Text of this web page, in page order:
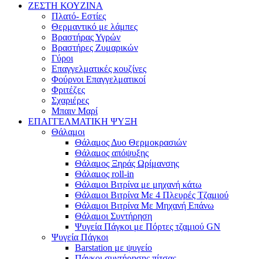
ΖΕΣΤΗ ΚΟΥΖΙΝΑ
Πλατό- Εστίες
Θερμαντικό με λάμπες
Βραστήρας Υγρών
Βραστήρες Ζυμαρικών
Γύροι
Επαγγελματικές κουζίνες
Φούρνοι Επαγγελματικοί
Φριτέζες
Σχαριέρες
Μπαιν Μαρί
ΕΠΑΓΓΕΛΜΑΤΙΚΗ ΨΥΞΗ
Θάλαμοι
Θάλαμος Δυο Θερμοκρασιών
Θάλαμος απόψυξης
Θάλαμος Ξηράς Ωρίμανσης
Θάλαμος roll-in
Θάλαμοι Βιτρίνα με μηχανή κάτω
Θάλαμοι Βιτρίνα Με 4 Πλευρές Τζαμιού
Θάλαμοι Βιτρίνα Με Μηχανή Επάνω
Θάλαμοι Συντήρηση
Ψυγεία Πάγκοι με Πόρτες τζαμιού GN
Ψυγεία Πάγκοι
Barstation με ψυγείο